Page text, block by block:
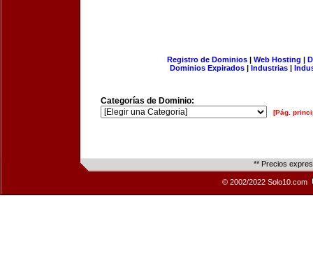
Registro de Dominios| Web Hosting |
Dominios Expirados | Industrias |
Categorías de Dominio:
[Pág.
** Precios
© 2002/2022 Solo10.com